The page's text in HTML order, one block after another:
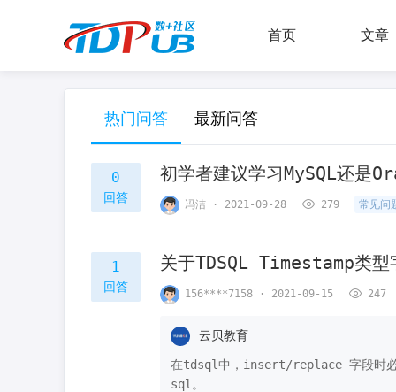
首页 文章
热门问答 最新问答
0
回答 冯洁 · 2021-09-28 279 常见问
1
回答
关于TDSQL Timestamp类型
156****7158 · 2021-09-15 247
云贝教育
在tdsql中，insert/replace 字段时必
sql。